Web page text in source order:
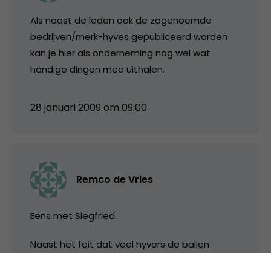
Als naast de leden ook de zogenoemde
bedrijven/merk-hyves gepubliceerd worden
kan je hier als onderneming nog wel wat
handige dingen mee uithalen.
28 januari 2009 om 09:00
Remco de Vries
Eens met Siegfried.
Naast het feit dat veel hyvers de ballen